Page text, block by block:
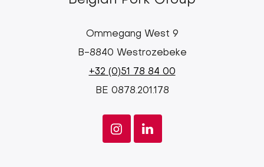
Ommegang West 9
B-8840 Westrozebeke
+32 (0)51 78 84 00
BE 0878.201.178